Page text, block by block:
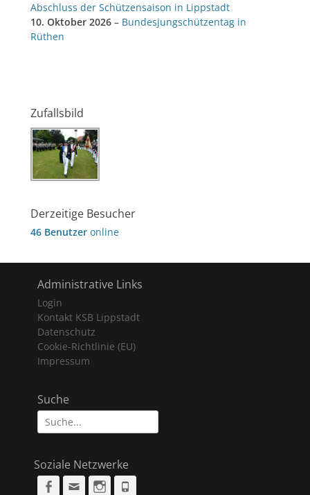
Abschluss der Schützensaison in Lippstadt
10. Oktober 2026 – Bundesjungschützentag in
Rüthen
Zufallsbild
Derzeitige Besucher
46 Benutzer online
Administrative Links
Login
Kontakt KSB Lippstadt
Datenschutz
Cookie-Richtlinie (EU)
Impressum
Suche
Suche
nach:
Soziale Netzwerke
Facebook
Email Instagram